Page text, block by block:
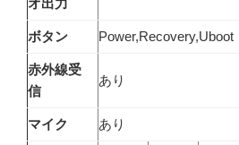
ボタン Power,Recovery,Uboot
赤外線受
信
あり
マイク あり